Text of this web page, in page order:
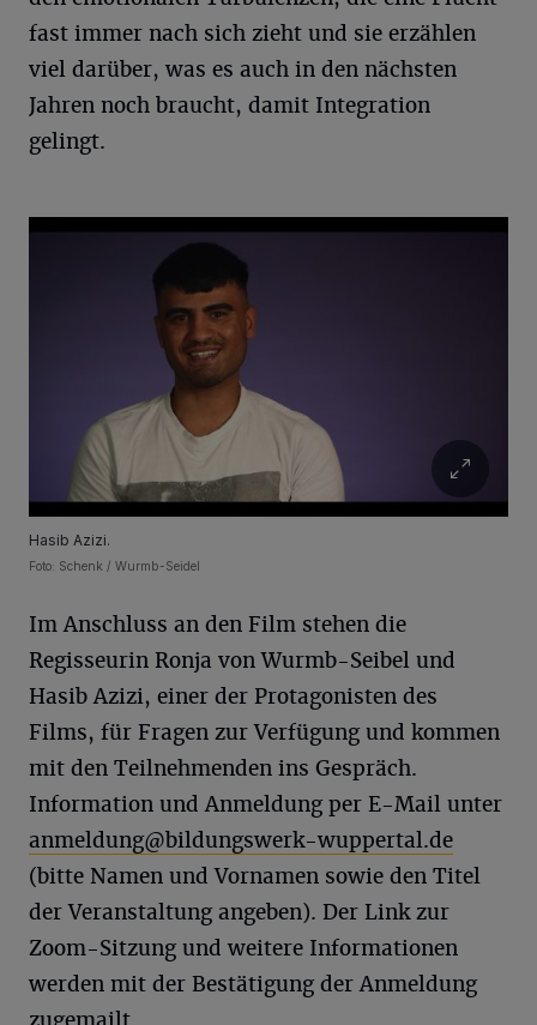
fast immer nach sich zieht und sie erzählen
viel darüber, was es auch in den nächsten
Jahren noch braucht, damit Integration
gelingt.
Hasib Azizi.
Foto: Schenk / Wurmb-Seidel
Im Anschluss an den Film stehen die
Regisseurin Ronja von Wurmb-Seibel und
Hasib Azizi, einer der Protagonisten des
Films, für Fragen zur Verfügung und kommen
mit den Teilnehmenden ins Gespräch.
Information und Anmeldung per E-Mail unter
anmeldung@bildungswerk-wuppertal.de
(bitte Namen und Vornamen sowie den Titel
der Veranstaltung angeben). Der Link zur
Zoom-Sitzung und weitere Informationen
werden mit der Bestätigung der Anmeldung